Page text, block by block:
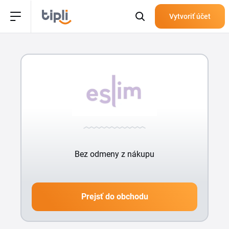
Vytvoriť účet
Bez odmeny z nákupu
Prejsť do obchodu